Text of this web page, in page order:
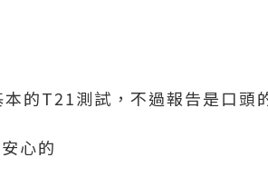
的T21測試，不過報告是口頭
心的